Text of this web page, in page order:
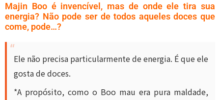
Majin Boo é invencível, mas de onde ele tira sua
energia? Não pode ser de todos aqueles doces que
come, pode…?
Ele não precisa particularmente de energia. É que ele
gosta de doces.
*A propósito, como o Boo mau era pura maldade,